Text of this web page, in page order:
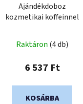
Ajándékdoboz
kozmetikai koffeinnel
Raktáron (4 db)
6 537 Ft
KOSÁRBA